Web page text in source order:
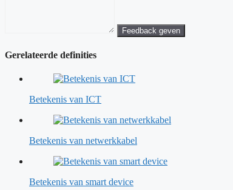
Feedback geven
Gerelateerde definities
Betekenis van ICT
Betekenis van netwerkkabel
Betekenis van smart device